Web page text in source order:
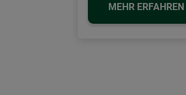
MEHR ERFAHREN